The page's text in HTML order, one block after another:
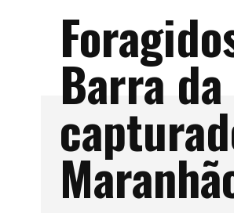
Barra